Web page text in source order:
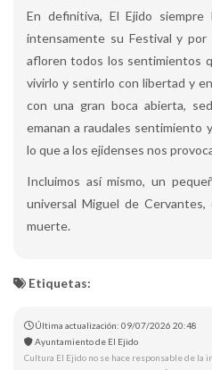
En definitiva, El Ejido
intensamente su Festival y
afloren todos los sentimientos
vivirlo y sentirlo con libertad y
con una gran boca abierta,
emanan a raudales sentimiento
lo que a los ejidenses nos
Incluimos así mismo, un
universal Miguel de
muerte.
Etiquetas:
Última actualización: 09/07/2026 20:48
Ayuntamiento de El Ejido
Cultura El Ejido no se hace responsable de la